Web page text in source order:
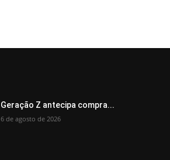
Geração Z antecipa compra...
6 de agosto de 2026